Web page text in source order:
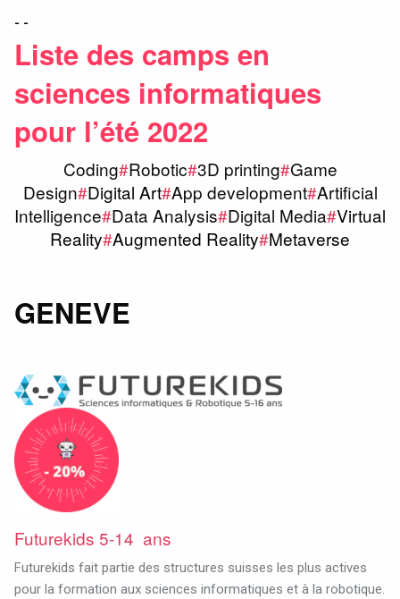
- -
Liste des camps en
sciences informatiques
pour l’été 2022
Coding#Robotic#3D printing#Game
Design#Digital Art#App development#Artificial
Intelligence#Data Analysis#Digital Media#Virtual
Reality#Augmented Reality#Metaverse
GENEVE
Futurekids 5-14 ans
Futurekids fait partie des structures suisses les plus actives
pour la formation aux sciences informatiques et à la robotique.